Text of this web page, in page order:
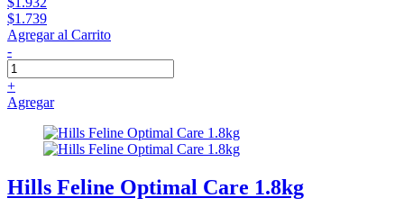
$1.739
Agregar al Carrito
-
+
Agregar
Hills Feline Optimal Care 1.8kg